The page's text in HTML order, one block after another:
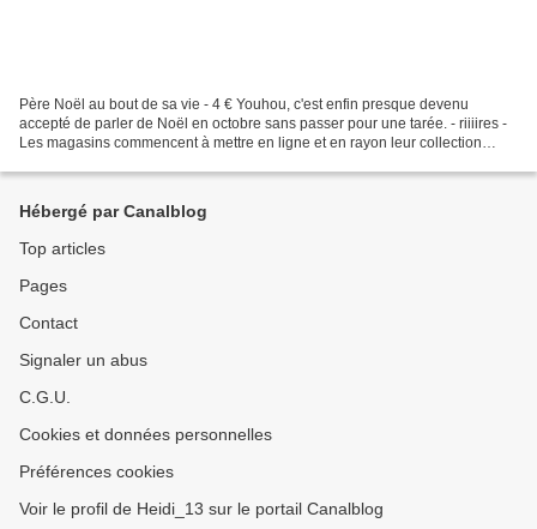
Père Noël au bout de sa vie - 4 € Youhou, c'est enfin presque devenu
accepté de parler de Noël en octobre sans passer pour une tarée. - riiiires -
Les magasins commencent à mettre en ligne et en rayon leur collection
Hébergé par Canalblog
Top articles
Pages
Contact
Signaler un abus
C.G.U.
Cookies et données personnelles
Préférences cookies
Voir le profil de Heidi_13 sur le portail Canalblog